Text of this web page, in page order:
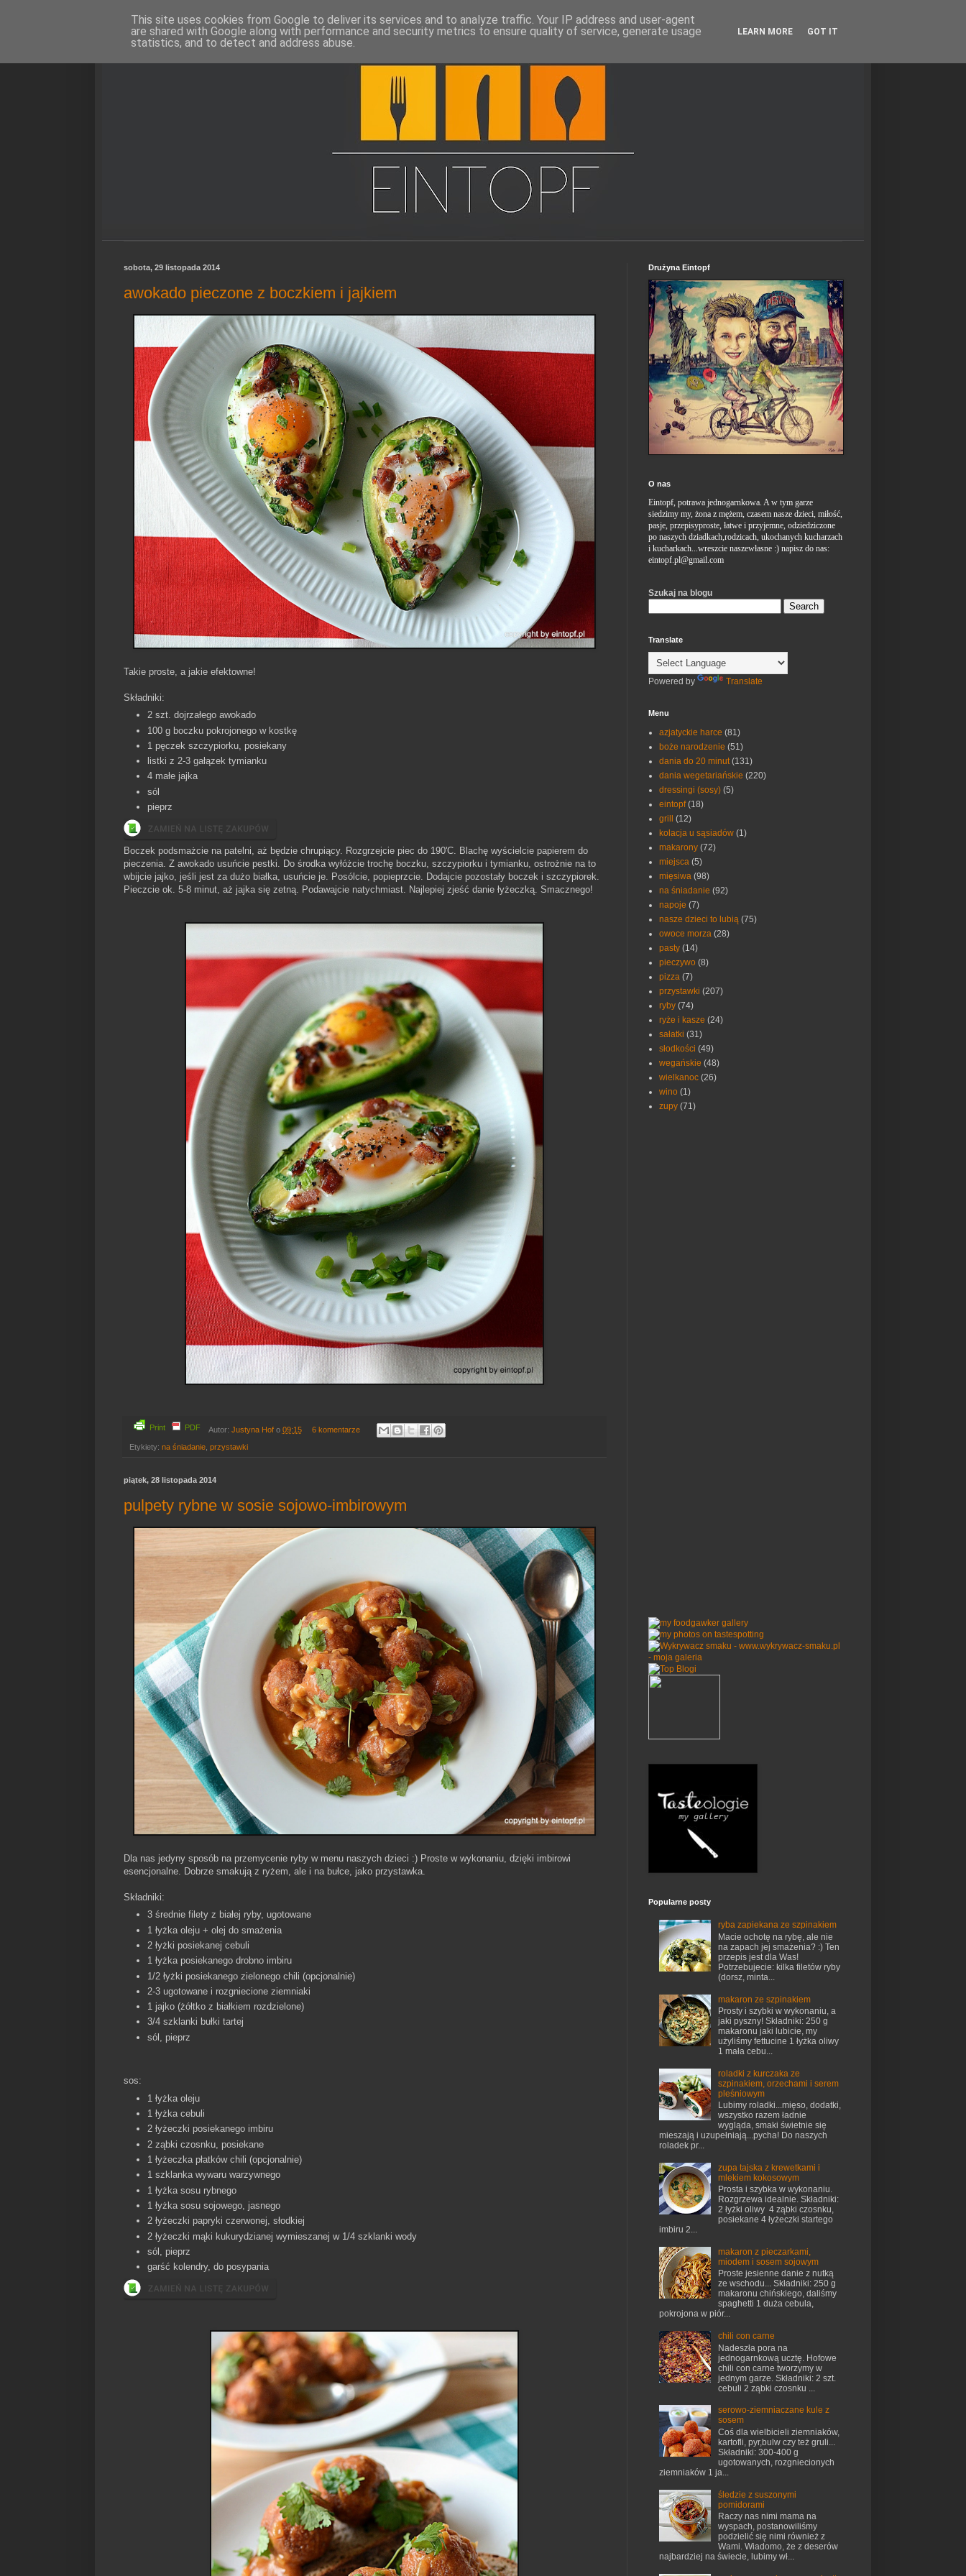
sobota, 29 listopada 2014
awokado pieczone z boczkiem i jajkiem
Takie proste, a jakie efektowne!
Składniki:
2 szt. dojrzałego awokado
100 g boczku pokrojonego w kostkę
1 pęczek szczypiorku, posiekany
listki z 2-3 gałązek tymianku
4 małe jajka
sól
pieprz
Boczek podsmażcie na patelni, aż będzie chrupiący. Rozgrzejcie piec do 190'C. Blachę wyścielcie papierem do
pieczenia. Z awokado usuńcie pestki. Do środka wyłóżcie trochę boczku, szczypiorku i tymianku, ostrożnie na to
wbijcie jajko, jeśli jest za dużo białka, usuńcie je. Posólcie, popieprzcie. Dodajcie pozostały boczek i szczypiorek.
Pieczcie ok. 5-8 minut, aż jajka się zetną. Podawajcie natychmiast. Najlepiej zjeść danie łyżeczką. Smacznego!
Print PDF Autor: Justyna Hof o 09:15 6 komentarze
Etykiety: na śniadanie przystawki
piątek, 28 listopada 2014
pulpety rybne w sosie sojowo-imbirowym
Dla nas jedyny sposób na przemycenie ryby w menu naszych dzieci :) Proste w wykonaniu, dzięki imbirowi
esencjonalne. Dobrze smakują z ryżem, ale i na bułce, jako przystawka.
Składniki:
3 średnie filety z białej ryby, ugotowane
1 łyżka oleju + olej do smażenia
2 łyżki posiekanej cebuli
1 łyżka posiekanego drobno imbiru
1/2 łyżki posiekanego zielonego chili (opcjonalnie)
2-3 ugotowane i rozgniecione ziemniaki
1 jajko (żółtko z białkiem rozdzielone)
3/4 szklanki bułki tartej
sól, pieprz
sos:
1 łyżka oleju
1 łyżka cebuli
2 łyżeczki posiekanego imbiru
2 ząbki czosnku, posiekane
1 łyżeczka płatków chili (opcjonalnie)
1 szklanka wywaru warzywnego
1 łyżka sosu rybnego
1 łyżka sosu sojowego, jasnego
2 łyżeczki papryki czerwonej, słodkiej
2 łyżeczki mąki kukurydzianej wymieszanej w 1/4 szklanki wody
sól, pieprz
garść kolendry, do posypania
Drużyna Eintopf
O nas
Eintopf, potrawa jednogarnkowa. A w tym garze
siedzimy my, żona z mężem, czasem nasze dzieci, miłość,
pasje, przepisyproste, łatwe i przyjemne, odziedziczone
po naszych dziadkach,rodzicach, ukochanych kucharzach
i kucharkach...wreszcie naszewłasne :) napisz do nas:
eintopf.pl@gmail.com
Szukaj na blogu
Translate
Powered by Translate
Menu
azjatyckie harce (81)
boże narodzenie (51)
dania do 20 minut (131)
dania wegetariańskie (220)
dressingi (sosy) (5)
eintopf (18)
grill
(12)
kolacja u sąsiadów (1)
makarony (72)
miejsca (5)
mięsiwa (98)
na śniadanie (92)
napoje (7)
nasze dzieci to lubią (75)
owoce morza (28)
pasty (14)
pieczywo (8)
pizza (7)
przystawki (207)
ryby (74)
ryże i kasze (24)
sałatki (31)
słodkości (49)
wegańskie (48)
wielkanoc (26)
wino (1)
zupy (71)
Popularne posty
ryba zapiekana ze szpinakiem
Macie ochotę na rybę, ale nie
na zapach jej smażenia? :) Ten
przepis jest dla Was!
Potrzebujecie: kilka filetów ryby
(dorsz, minta...
makaron ze szpinakiem
Prosty i szybki w wykonaniu, a
jaki pyszny! Składniki: 250 g
makaronu jaki lubicie, my
użyliśmy fettucine 1 łyżka oliwy
1 mała cebu...
roladki z kurczaka ze
szpinakiem, orzechami i serem
pleśniowym
Lubimy roladki...mięso, dodatki,
wszystko razem ładnie
wygląda, smaki świetnie się
mieszają i uzupełniają...pycha! Do naszych
roladek pr...
zupa tajska z krewetkami i
mlekiem kokosowym
Prosta i szybka w wykonaniu.
Rozgrzewa idealnie. Składniki:
2 łyżki oliwy 4 ząbki czosnku,
posiekane 4 łyżeczki startego
imbiru 2...
makaron z pieczarkami,
miodem i sosem sojowym
Proste jesienne danie z nutką
ze wschodu... Składniki: 250 g
makaronu chińskiego, daliśmy
spaghetti 1 duża cebula,
pokrojona w piór...
chili con carne
Nadeszła pora na
jednogarnkową ucztę. Hofowe
chili con carne tworzymy w
jednym garze. Składniki: 2 szt.
cebuli 2 ząbki czosnku ...
serowo-ziemniaczane kule z
sosem
Coś dla wielbicieli ziemniaków,
kartofli, pyr,bulw czy też gruli...
Składniki: 300-400 g
ugotowanych, rozgniecionych
ziemniaków 1 ja...
śledzie z suszonymi
pomidorami
Raczy nas nimi mama na
wyspach, postanowiliśmy
podzielić się nimi również z
Wami. Wiadomo, że z deserów
najbardziej na świecie, lubimy wł...
This site uses cookies from Google to deliver its services and to analyze traffic. Your IP address and user-agent
are shared with Google along with performance and security metrics to ensure quality of service, generate usage
statistics, and to detect and address abuse.
LEARN MORE GOT IT